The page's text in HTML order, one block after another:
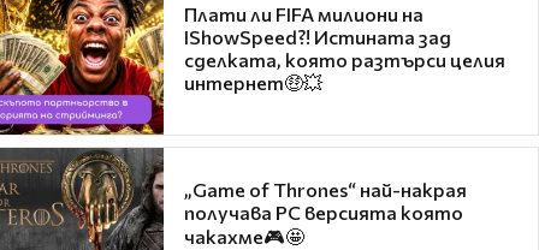
Плати ли FIFA милиони на
IShowSpeed?! Истината зад
сделката, която разтърси целия
интернет🤑💥
„Game of Thrones“ най-накрая
получава PC версията която
чакахме🎮🤩